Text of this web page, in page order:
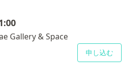
Gallery & Space
申し込む